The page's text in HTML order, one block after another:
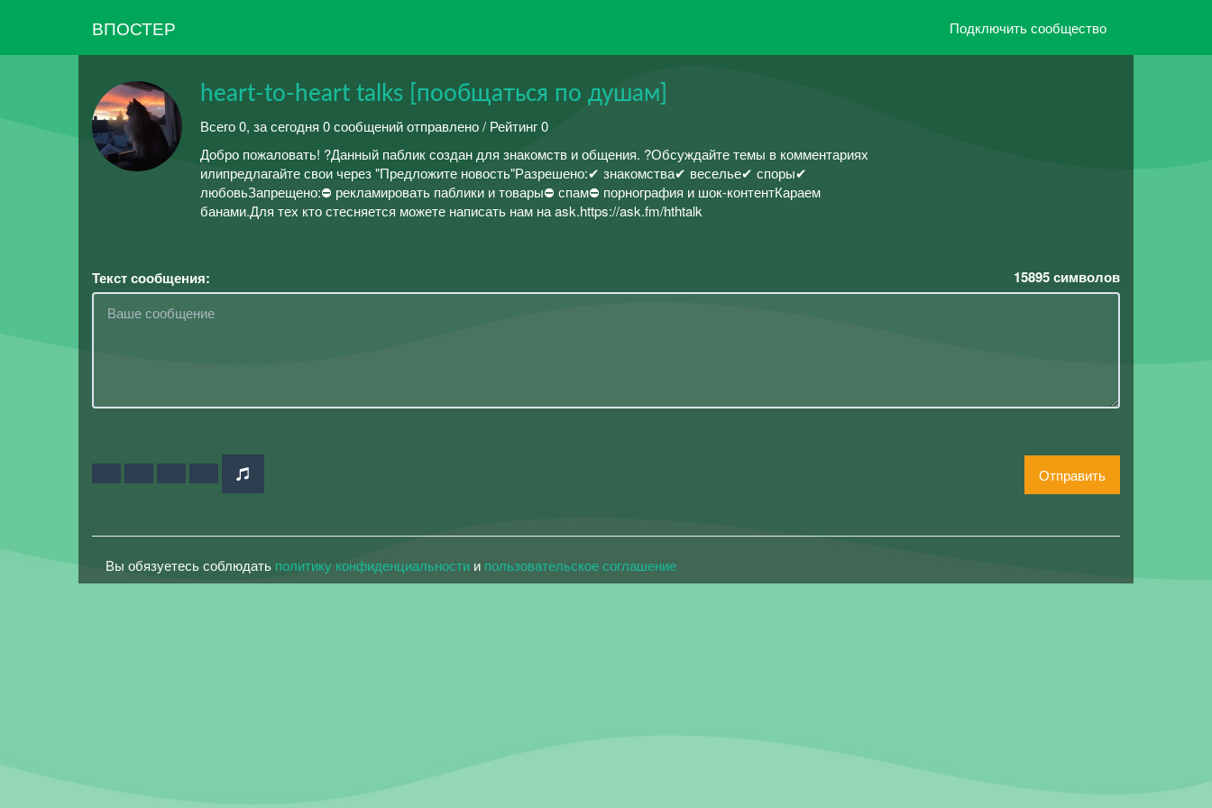
ВПОСТЕР Подключить сообщество
heart-to-heart talks [пообщаться по душам]
Всего 0, за сегодня 0 сообщений отправлено / Рейтинг 0
Добро пожаловать! ?Данный паблик создан для знакомств и общения. ?Обсуждайте темы в комментариях
илипредлагайте свои через "Предложите новость"Разрешено:✔ знакомства✔ веселье✔ споры✔
любовьЗапрещено:⛔ рекламировать паблики и товары⛔ спам⛔ порнография и шок-контентКараем
банами.Для тех кто стесняется можете написать нам на ask.https://ask.fm/hthtalk
Текст сообщения: 15895символов
Отправить
Вы обязуетесь соблюдать политику конфиденциальности и пользовательское соглашение